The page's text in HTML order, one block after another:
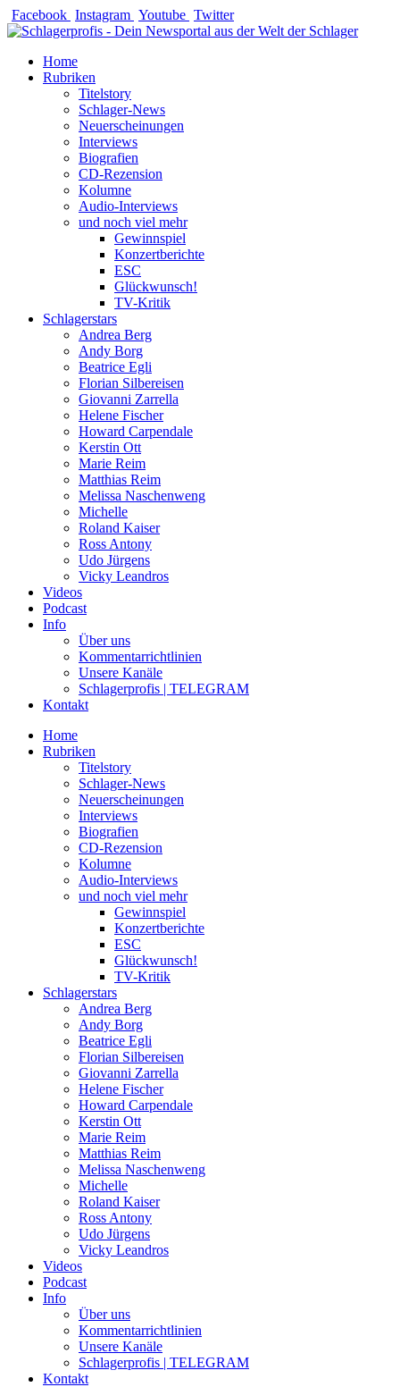
Zum
Inhalt
Facebook Instagram Youtube Twitter
Home
Rubriken
Titelstory
Schlager-News
Neuerscheinungen
Interviews
Biografien
CD-Rezension
Kolumne
Audio-Interviews
und noch viel mehr
Gewinnspiel
Konzertberichte
ESC
Glückwunsch!
TV-Kritik
Schlagerstars
Andrea Berg
Andy Borg
Beatrice Egli
Florian Silbereisen
Giovanni Zarrella
Helene Fischer
Howard Carpendale
Kerstin Ott
Marie Reim
Matthias Reim
Melissa Naschenweng
Michelle
Roland Kaiser
Ross Antony
Udo Jürgens
Vicky Leandros
Videos
Podcast
Info
Über uns
Kommentarrichtlinien
Unsere Kanäle
Schlagerprofis | TELEGRAM
Kontakt
Home
Rubriken
Titelstory
Schlager-News
Neuerscheinungen
Interviews
Biografien
CD-Rezension
Kolumne
Audio-Interviews
und noch viel mehr
Gewinnspiel
Konzertberichte
ESC
Glückwunsch!
TV-Kritik
Schlagerstars
Andrea Berg
Andy Borg
Beatrice Egli
Florian Silbereisen
Giovanni Zarrella
Helene Fischer
Howard Carpendale
Kerstin Ott
Marie Reim
Matthias Reim
Melissa Naschenweng
Michelle
Roland Kaiser
Ross Antony
Udo Jürgens
Vicky Leandros
Videos
Podcast
Info
Über uns
Kommentarrichtlinien
Unsere Kanäle
Schlagerprofis | TELEGRAM
Kontakt